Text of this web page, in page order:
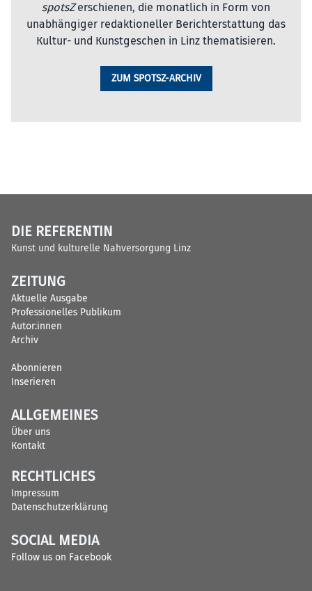
spotsZerschienen, die monatlich in Form von
unabhängiger redaktioneller Berichterstattung das
Kultur- und Kunstgeschen in Linz thematisieren.
ZUM SPOTSZ-ARCHIV
DIE REFERENTIN
Kunst und kulturelle Nahversorgung Linz
ZEITUNG
Aktuelle Ausgabe
Professionelles Publikum
Autor:innen
Archiv
Abonnieren
Inserieren
ALLGEMEINES
Über uns
Kontakt
RECHTLICHES
Impressum
Datenschutzerklärung
SOCIAL MEDIA
Follow us on Facebook